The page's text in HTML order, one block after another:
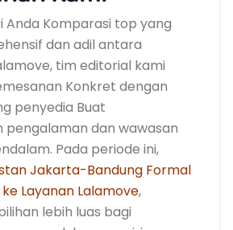
Anda Komparasi top yang
dan adil antara
tim editorial kami
Konkret dengan
penyedia Buat
dan wawasan
Pada periode ini,
Jakarta-Bandung Formal
Layanan Lalamove,
lebih luas bagi